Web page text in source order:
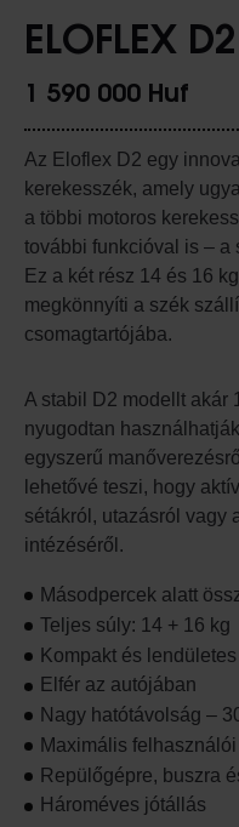
ELOFLEX D2
1 590 000 Huf
Az Eloflex D2 egy
kerekesszék, amely
a többi motoros
további funkcióval is – a
Ez a két rész 14 és 16
megkönnyíti a szék
csomagtartójába.
A stabil D2 modellt akár
nyugodtan
egyszerű
lehetővé teszi, hogy
sétákról, utazásról vagy
intézéséről.
Másodpercek alatt
Teljes súly: 14 + 16 kg
Kompakt és lendületes
Elfér az autójában
Nagy hatótávolság –
Maximális
Repülőgépre, buszra
Hároméves jótállás